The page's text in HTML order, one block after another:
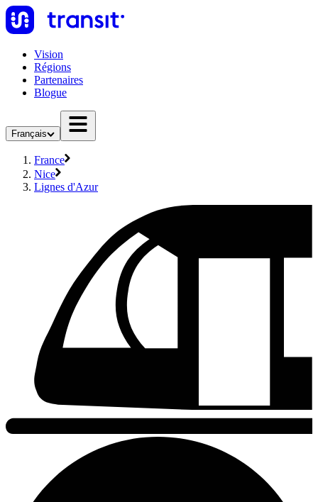
Vision
Régions
Partenaires
Blogue
Français
France
Nice
Lignes d'Azur